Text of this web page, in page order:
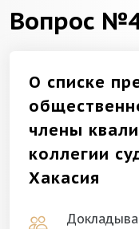
Вопрос
О списке
члены
коллегии
Хакасия